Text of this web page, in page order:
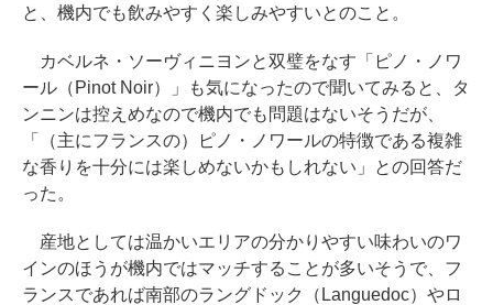
と、機内でも飲みやすく楽しみやすいとのこと。
カベルネ・ソーヴィニヨンと双璧をなす「ピノ・ノワ
ール（Pinot Noir）」も気になったので聞いてみると、タ
ンニンは控えめなので機内でも問題はないそうだが、
「（主にフランスの）ピノ・ノワールの特徴である複雑
な香りを十分には楽しめないかもしれない」との回答だ
った。
産地としては温かいエリアの分かりやすい味わいのワ
インのほうが機内ではマッチすることが多いそうで、フ
ランスであれば南部のラングドック（Languedoc）やロ